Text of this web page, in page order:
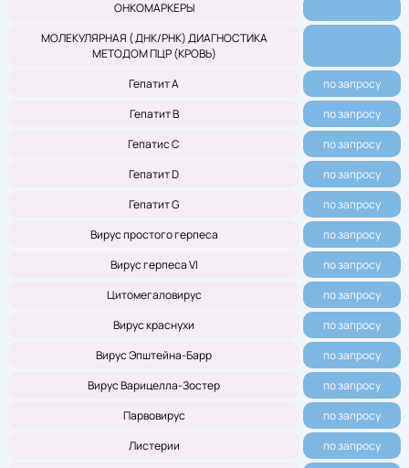
ОНКОМАРКЕРЫ
МОЛЕКУЛЯРНАЯ ( ДНК/РНК) ДИАГНОСТИКА
МЕТОДОМ ПЦР (КРОВЬ)
Гепатит А
по запросу
Гепатит В
по запросу
Гепатис С
по запросу
Гепатит D
по запросу
Гепатит G
по запросу
Вирус простого герпеса
по запросу
Вирус герпеса VI
по запросу
Цитомегаловирус
по запросу
Вирус краснухи
по запросу
Вирус Эпштейна-Барр
по запросу
Вирус Варицелла-Зостер
по запросу
Парвовирус
по запросу
Листерии
по запросу